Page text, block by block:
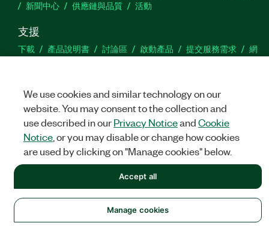
新聞中心
供應鏈與品質 活動
支援
下載 產品說明書 討論區 啟動產品 提交服務需求
網
TwitterFacebook
|Manage cookies
©NATIONAL INSTRUMENTS CORP. 保留所有權利。
We use cookies and similar technology on our
website. You may consent to the collection and
use described in ourPrivacy NoticeandCookie
Notice, or you may disable or change how cookies
are used by clicking on "Manage cookies" below.
Manage cookies
Accept all